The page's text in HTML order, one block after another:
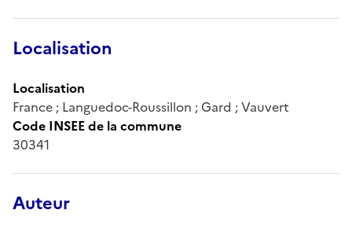
Localisation
Localisation
France ; Languedoc-Roussillon ; Gard ; Vauvert
Code INSEE de la commune
30341
Auteur